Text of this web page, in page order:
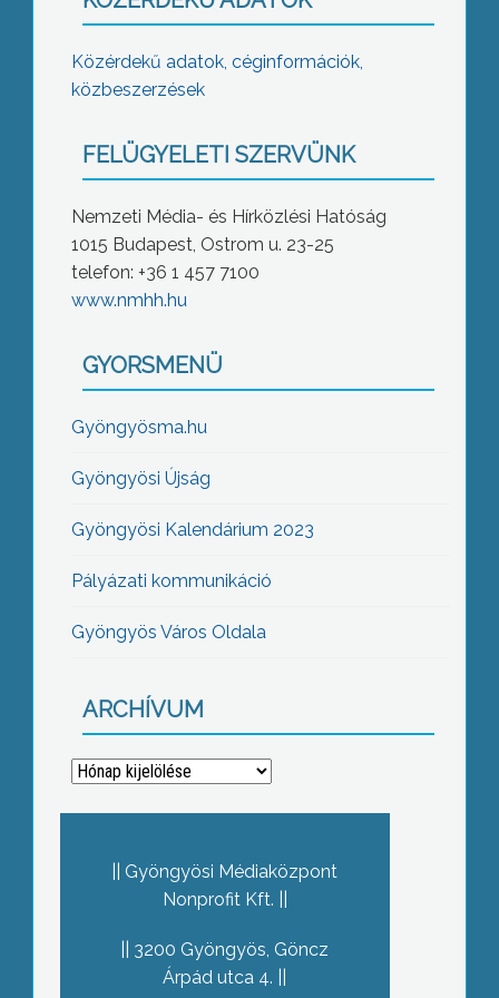
Közérdekű adatok, céginformációk,
közbeszerzések
FELÜGYELETI SZERVÜNK
Nemzeti Média- és Hírközlési Hatóság
1015 Budapest, Ostrom u. 23-25
telefon: +36 1 457 7100
www.nmhh.hu
GYORSMENÜ
Gyöngyösma.hu
Gyöngyösi Újság
Gyöngyösi Kalendárium 2023
Pályázati kommunikáció
Gyöngyös Város Oldala
ARCHÍVUM
Archívum
Gyöngyösi Médiaközpont
Nonprofit Kft.
3200 Gyöngyös, Göncz
Árpád utca 4.